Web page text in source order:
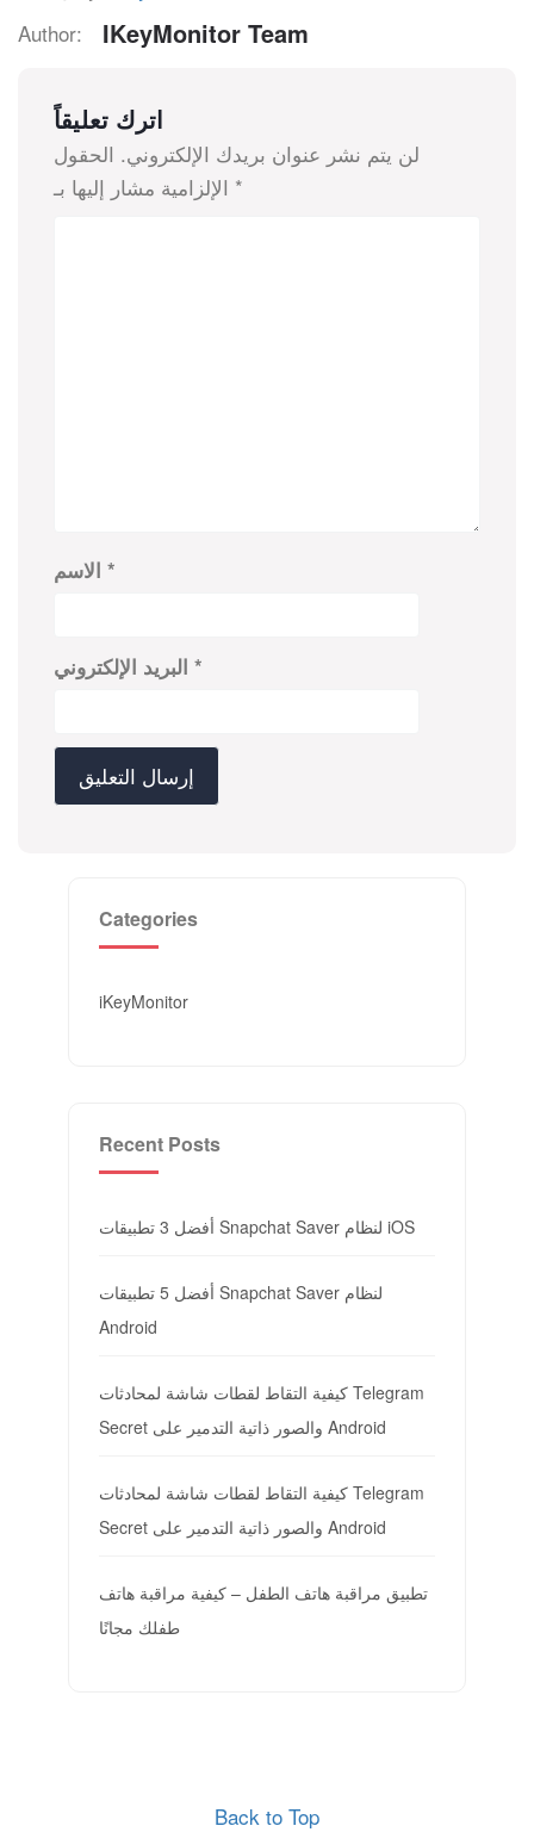
Author:
IKeyMonitor Team
اترك تعليقاً
لن يتم نشر عنوان بريدك الإلكتروني. الحقول
*
*
*
Categories
iKeyMonitor
Recent Posts
أفضل 3 تطبيقات Snapchat Saver لنظام iOS
أفضل 5 تطبيقات Snapchat Saver لنظام
Android
كيفية التقاط لقطات شاشة لمحادثات Telegram
Secret والصور ذاتية التدمير على Android
كيفية التقاط لقطات شاشة لمحادثات Telegram
Secret والصور ذاتية التدمير على Android
تطبيق مراقبة هاتف الطفل – كيفية مراقبة هاتف
طفلك مجانًا
Back to Top